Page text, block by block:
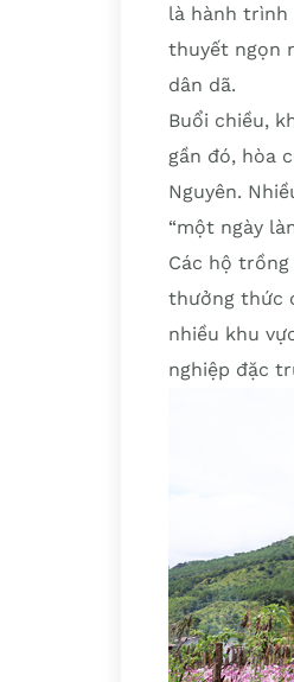
là hành trình
thuyết ngọn
dân dã.
Buổi chiều,
gần đó, hòa
Nguyên.
“một ngày
Các hộ
thưởng thức
nhiều khu
nghiệp đặc